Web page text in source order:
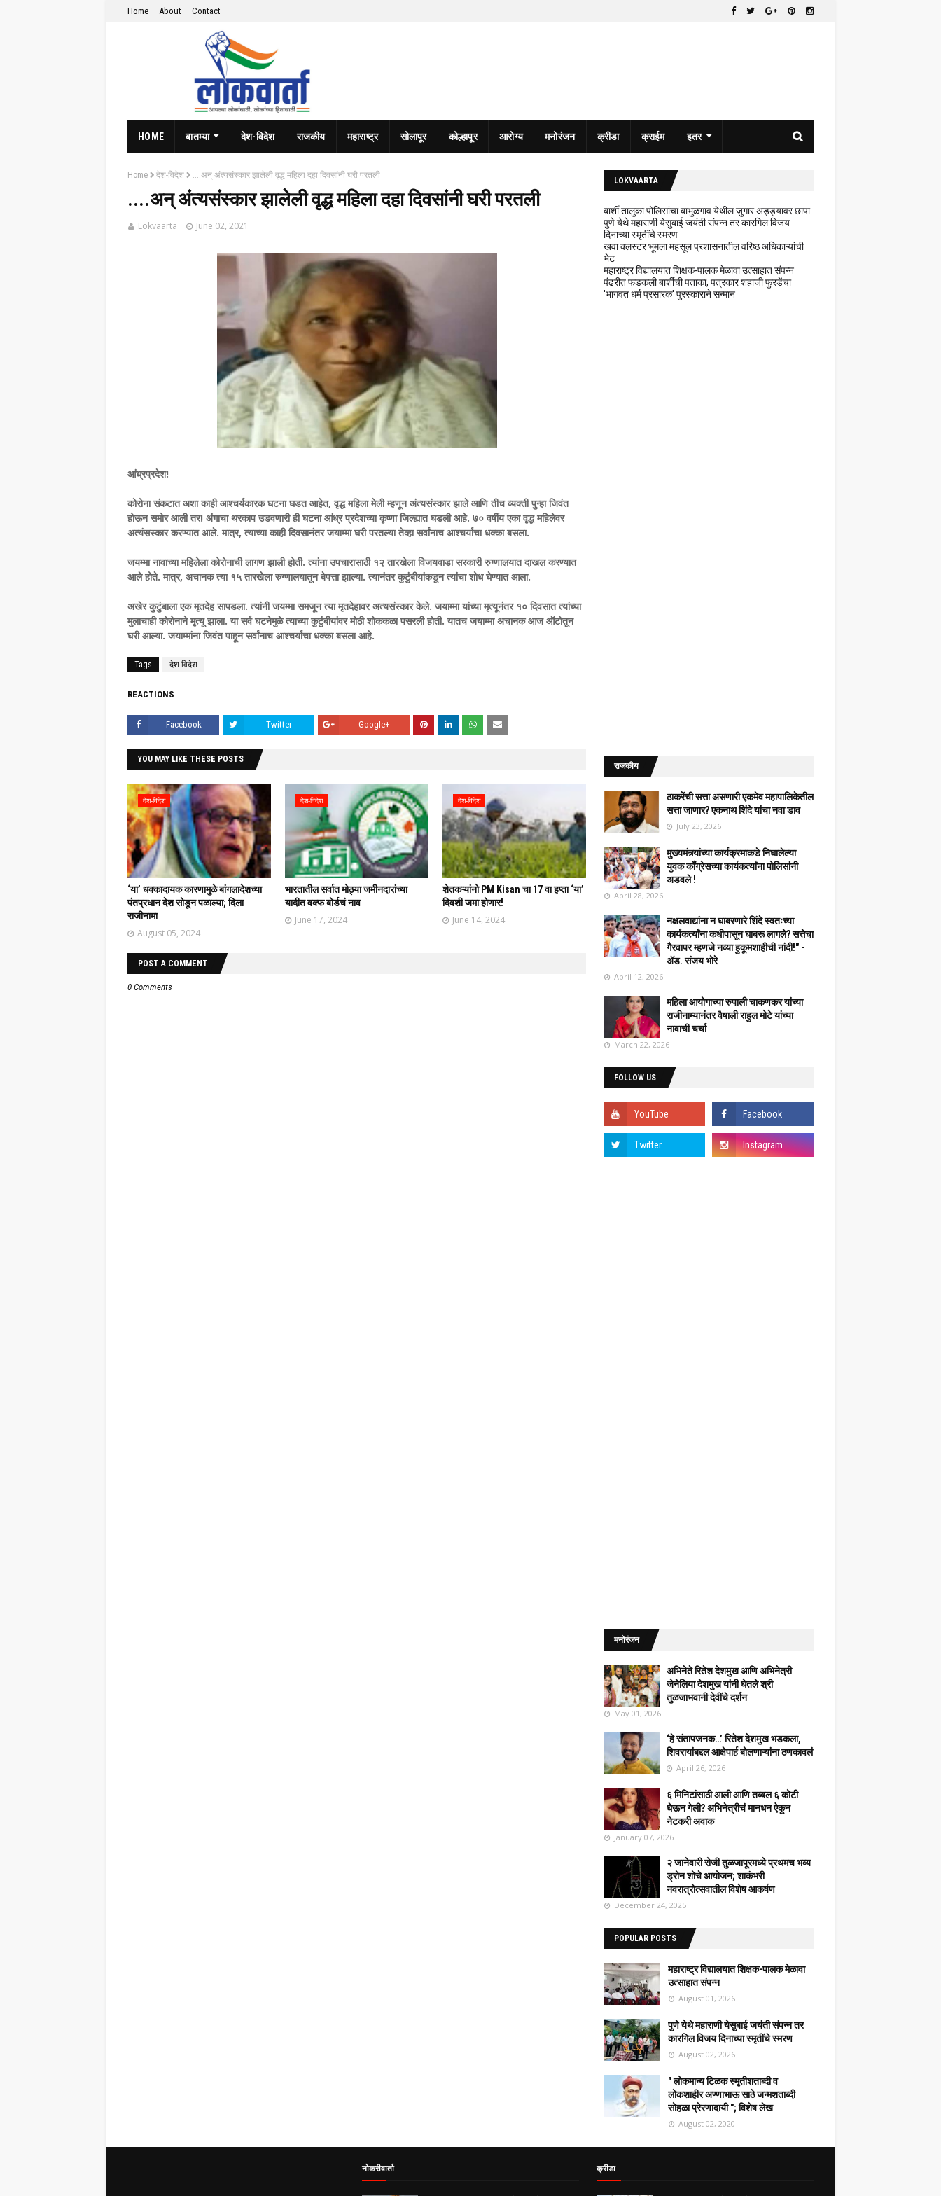
Home About Contact
HOME बातम्या देश-विदेश राजकीय महाराष्ट्र सोलापूर कोल्हापूर आरोग्य मनोरंजन क्रीडा क्राईम इतर
Home देश-विदेश ....अन् अंत्यसंस्कार झालेली वृद्ध महिला दहा दिवसांनी घरी परतली
....अन् अंत्यसंस्कार झालेली वृद्ध महिला दहा दिवसांनी घरी परतली
Lokvaarta June 02, 2021
आंध्रप्रदेश!
कोरोना संकटात अशा काही आश्चर्यकारक घटना घडत आहेत, वृद्ध महिला मेली म्हणून अंत्यसंस्कार झाले आणि तीच व्यक्ती पुन्हा जिवंत
होऊन समोर आली तर! अंगाचा थरकाप उडवणारी ही घटना आंध्र प्रदेशच्या कृष्णा जिल्ह्यात घडली आहे. ७० वर्षीय एका वृद्ध महिलेवर
अत्यंसस्कार करण्यात आले. मात्र, त्याच्या काही दिवसानंतर जयाम्मा घरी परतल्या तेव्हा सर्वांनाच आश्चर्याचा धक्का बसला.
जयम्मा नावाच्या महिलेला कोरोनाची लागण झाली होती. त्यांना उपचारासाठी १२ तारखेला विजयवाडा सरकारी रुग्णालयात दाखल करण्यात
आले होते. मात्र, अचानक त्या १५ तारखेला रुग्णालयातून बेपत्ता झाल्या. त्यानंतर कुटुंबीयांकडून त्यांचा शोध घेण्यात आला.
अखेर कुटुंबाला एक मृतदेह सापडला. त्यांनी जयम्मा समजून त्या मृतदेहावर अत्यसंस्कार केले. जयाम्मा यांच्या मृत्यूनंतर १० दिवसात त्यांच्या
मुलाचाही कोरोनाने मृत्यू झाला. या सर्व घटनेमुळे त्याच्या कुटुंबीयांवर मोठी शोककळा पसरली होती. यातच जयाम्मा अचानक आज ऑटोतून
घरी आल्या. जयाम्मांना जिवंत पाहून सर्वांनाच आश्चर्याचा धक्का बसला आहे.
Tags देश-विदेश
REACTIONS
Facebook Twitter Google+
YOU MAY LIKE THESE POSTS
देश-विदेश
‘या’ धक्कादायक कारणामुळे बांगलादेशच्या
पंतप्रधान देश सोडून पळाल्या; दिला
राजीनामा
August 05, 2024
देश-विदेश
भारतातील सर्वात मोठ्या जमीनदारांच्या
यादीत वक्फ बोर्डचं नाव
June 17, 2024
देश-विदेश
शेतकऱ्यांनो PM Kisan चा 17 वा हप्ता ‘या’
दिवशी जमा होणार!
June 14, 2024
POST A COMMENT
0 Comments
LOKVAARTA
बार्शी तालुका पोलिसांचा बाभुळगाव येथील जुगार अड्ड्यावर छापा
पुणे येथे महाराणी येसुबाई जयंती संपन्न तर कारगिल विजय
दिनाच्या स्मृतींचे स्मरण
खवा क्लस्टर भूमला महसूल प्रशासनातील वरिष्ठ अधिकाऱ्यांची
भेट
महाराष्ट्र विद्यालयात शिक्षक-पालक मेळावा उत्साहात संपन्न
पंढरीत फडकली बार्शीची पताका, पत्रकार शहाजी फुरडेंचा
'भागवत धर्म प्रसारक' पुरस्काराने सन्मान
राजकीय
ठाकरेंची सत्ता असणारी एकमेव महापालिकेतील
सत्ता जाणार? एकनाथ शिंदे यांचा नवा डाव
July 23, 2026
मुख्यमंत्र्यांच्या कार्यक्रमाकडे निघालेल्या
युवक काँग्रेसच्या कार्यकर्त्यांना पोलिसांनी
अडवले !
April 28, 2026
नक्षलवाद्यांना न घाबरणारे शिंदे स्वतःच्या
कार्यकर्त्यांना कधीपासून घाबरू लागले? सत्तेचा
गैरवापर म्हणजे नव्या हुकूमशाहीची नांदी!" -
ॲड. संजय भोरे
April 12, 2026
महिला आयोगाच्या रुपाली चाकणकर यांच्या
राजीनाम्यानंतर वैषाली राहुल मोटे यांच्या
नावाची चर्चा
March 22, 2026
FOLLOW US
मनोरंजन
अभिनेते रितेश देशमुख आणि अभिनेत्री
जेनेलिया देशमुख यांनी घेतले श्री
तुळजाभवानी देवींचे दर्शन
May 01, 2026
‘हे संतापजनक…’ रितेश देशमुख भडकला,
शिवरायांबद्दल आक्षेपार्ह बोलणाऱ्यांना ठणकावलं
April 26, 2026
६ मिनिटांसाठी आली आणि तब्बल ६ कोटी
घेऊन गेली? अभिनेत्रीचं मानधन ऐकून
नेटकरी अवाक
January 07, 2026
२ जानेवारी रोजी तुळजापूरमध्ये प्रथमच भव्य
ड्रोन शोचे आयोजन; शाकंभरी
नवरात्रोत्सवातील विशेष आकर्षण
December 24, 2025
POPULAR POSTS
महाराष्ट्र विद्यालयात शिक्षक-पालक मेळावा
उत्साहात संपन्न
August 01, 2026
पुणे येथे महाराणी येसुबाई जयंती संपन्न तर
कारगिल विजय दिनाच्या स्मृतींचे स्मरण
August 02, 2026
" लोकमान्य टिळक स्मृतीशताब्दी व
लोकशाहीर अण्णाभाऊ साठे जन्मशताब्दी
सोहळा प्रेरणादायी "; विशेष लेख
August 02, 2020
नोकरीवार्ता क्रीडा